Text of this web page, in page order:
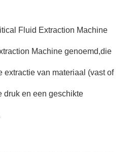
Fluid Extraction Machine
Machine genoemd,die
extractie van materiaal (vast of
druk en een geschikte